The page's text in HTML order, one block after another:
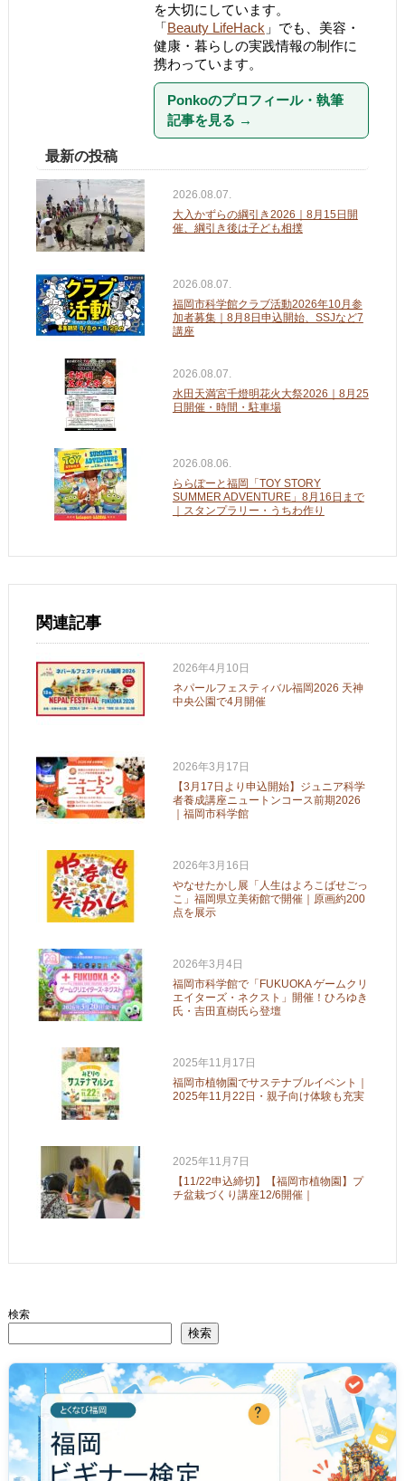
を大切にしています。
「Beauty LifeHack 」でも、美容・
健康・暮らしの実践情報の制作に
携わっています。
Ponkoのプロフィール・執筆
記事を見る →
最新の投稿
2026.08.07.
大入かずらの綱引き2026｜8月15日開
催、綱引き後は子ども相撲
2026.08.07.
福岡市科学館クラブ活動2026年10月参
加者募集｜8月8日申込開始、SSJなど7
講座
2026.08.07.
水田天満宮千燈明花火大祭2026｜8月25
日開催・時間・駐車場
2026.08.06.
ららぽーと福岡「TOY STORY
SUMMER ADVENTURE」8月16日まで
｜スタンプラリー・うちわ作り
関連記事
2026年4月10日
ネパールフェスティバル福岡2026 天神
中央公園で4月開催
2026年3月17日
【3月17日より申込開始】ジュニア科学
者養成講座ニュートンコース前期2026
｜福岡市科学館
2026年3月16日
やなせたかし展「人生はよろこばせごっ
こ」福岡県立美術館で開催｜原画約200
点を展示
2026年3月4日
福岡市科学館で「FUKUOKA ゲームクリ
エイターズ・ネクスト」開催！ひろゆき
氏・吉田直樹氏ら登壇
2025年11月17日
福岡市植物園でサステナブルイベント｜
2025年11月22日・親子向け体験も充実
2025年11月7日
【11/22申込締切】【福岡市植物園】プ
チ盆栽づくり講座12/6開催｜
検索
検索